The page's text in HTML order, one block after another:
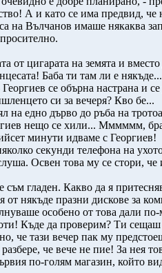
А и като се има предвид,
на Вълчанов имаше някаква
от цигарата на земята и
Баба ти там ли е
се обърна настрана и
си за вечеря? Кво бе...
едно дърво до ръба на
нещо се хили... Мммммм,
минути идваме с Георгиев!
секунди телефона на
Освен това му се стори, че
гладен. Какво да я
от някъде празни дискове за
особено от това дали по-
Къде да проверим? Ти сещаш
че тази вечер пак му
че вече не пие! За нея
по-голям магазин, който